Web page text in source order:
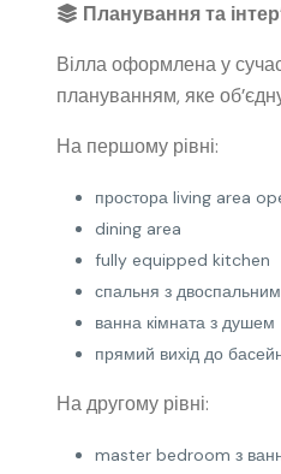
Планування та
Вілла оформлена у
плануванням, яке
На першому рівні:
простора living area
dining area
fully equipped kitchen
спальня з
ванна кімната з душем
прямий вихід до
На другому рівні:
master bedroom з